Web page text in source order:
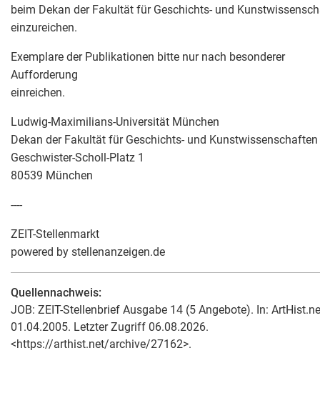
beim Dekan der Fakultät für Geschichts- und
einzureichen.
Exemplare der Publikationen bitte nur nach besonderer
Aufforderung
einreichen.
Ludwig-Maximilians-Universität München
Dekan der Fakultät für Geschichts- und Kunstwissenschaften
Geschwister-Scholl-Platz 1
80539 München
----
ZEIT-Stellenmarkt
powered by stellenanzeigen.de
Quellennachweis:
JOB: ZEIT-Stellenbrief Ausgabe 14 (5 Angebote). In:
01.04.2005. Letzter Zugriff 06.08.2026.
<https://arthist.net/archive/27162>.